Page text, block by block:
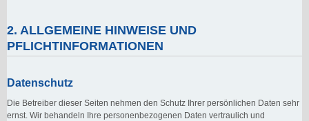
2. ALLGEMEINE HINWEISE UND
PFLICHTINFORMATIONEN
Datenschutz
Die Betreiber dieser Seiten nehmen den Schutz Ihrer persönlichen Daten sehr
ernst. Wir behandeln Ihre personenbezogenen Daten vertraulich und